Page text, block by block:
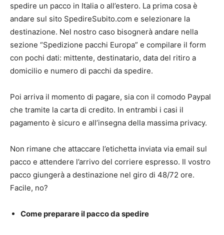
spedire un pacco in Italia o all’estero. La prima cosa è
andare sul sito SpedireSubito.com e selezionare la
destinazione. Nel nostro caso bisognerà andare nella
sezione “Spedizione pacchi Europa” e compilare il form
con pochi dati: mittente, destinatario, data del ritiro a
domicilio e numero di pacchi da spedire.
Poi arriva il momento di pagare, sia con il comodo Paypal
che tramite la carta di credito. In entrambi i casi il
pagamento è sicuro e all’insegna della massima privacy.
Non rimane che attaccare l’etichetta inviata via email sul
pacco e attendere l’arrivo del corriere espresso. Il vostro
pacco giungerà a destinazione nel giro di 48/72 ore.
Facile, no?
Come preparare il pacco da spedire